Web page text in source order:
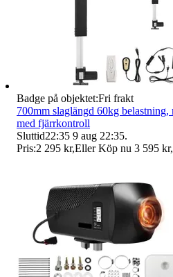
Badge på objektet:Fri frakt
700mm slaglängd 60kg
med fjärrkontroll
Sluttid22:35 9 aug 22:35.
Pris:2 295 kr,Eller Köp nu 3 595 kr,